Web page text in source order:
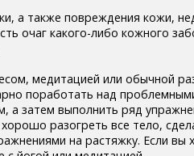
а также повреждения кожи,
очаг какого-либо кожного
медитацией или обычной
поработать над
а затем выполнить ряд
разогреть все тело,
на растяжку. Если вы